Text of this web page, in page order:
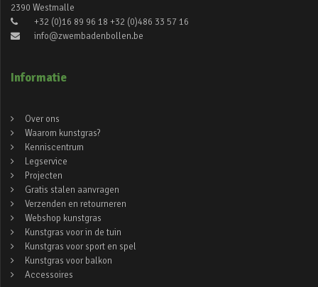
2390 Westmalle
+32 (0)16 89 96 18 +32 (0)486 33 57 16
info@zwembadenbollen.be
Informatie
Over ons
Waarom kunstgras?
Kenniscentrum
Legservice
Projecten
Gratis stalen aanvragen
Verzenden en retourneren
Webshop kunstgras
Kunstgras voor in de tuin
Kunstgras voor sport en spel
Kunstgras voor balkon
Accessoires